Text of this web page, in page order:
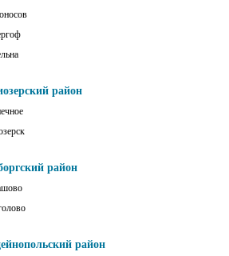
район
район
район